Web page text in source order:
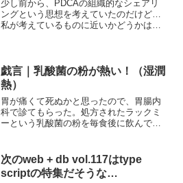
少し前から、PDCAの組織的なシェアリ
ングという思想を考えていたのだけど…
私が考えているものに近いかどうかは別
同開発以下は...
戯言｜乳酸菌の粉が熱い！（湿潤
熱）
胃が痛くて死ぬかと思ったので、胃腸内
科で診てもらった。処方されたラックミ
ーという乳酸菌の粉を毎食後に飲んでい
これについて調べてみたが⋯粉が水分を
含むと熱が実際に出るとい...
次のweb + db vol.117はtype
scriptの特集だそうな…